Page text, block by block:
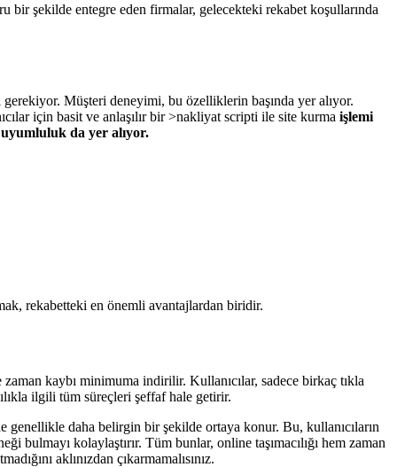
bir şekilde entegre eden firmalar, gelecekteki rekabet koşullarında
Müşteri deneyimi, bu özelliklerin başında yer alıyor.
için basit ve anlaşılır bir >nakliyat scripti ile site kurma işlemi
da yer alıyor.
rekabetteki en önemli avantajlardan biridir.
kaybı minimuma indirilir. Kullanıcılar, sadece birkaç tıkla
ilgili tüm süreçleri şeffaf hale getirir.
genellikle daha belirgin bir şekilde ortaya konur. Bu, kullanıcıların
bulmayı kolaylaştırır. Tüm bunlar, online taşımacılığı hem zaman
aklınızdan çıkarmamalısınız.